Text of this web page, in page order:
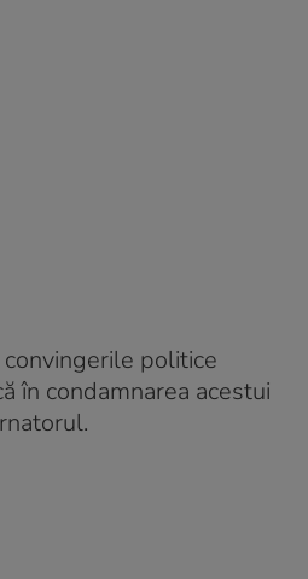
politice
în condamnarea acestui